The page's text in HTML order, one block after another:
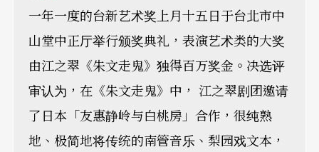
一年一度的台新艺术奖上月十五日于台北市中
山堂中正厅举行颁奖典礼，表演艺术类的大奖
由江之翠《朱文走鬼》独得百万奖金。决选评
审认为，在《朱文走鬼》中， 江之翠剧团邀请
了日本「友惠静岭与白桃房」合作，很纯熟
地、极简地将传统的南管音乐、梨园戏文本，